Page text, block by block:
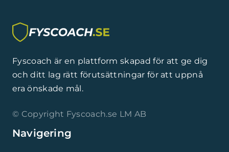
Fyscoach är en plattform skapad för att ge dig
och ditt lag rätt förutsättningar för att uppnå
era önskade mål.
© Copyright Fyscoach.se LM AB
Navigering